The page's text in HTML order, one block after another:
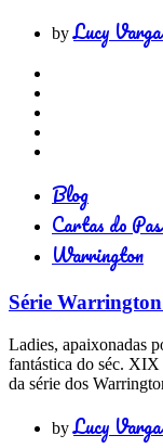
byLucy
Blog
Cartas do
Warrington
Série
Ladies, apaixonadas
fantástica do séc.
da série dos
byLucy